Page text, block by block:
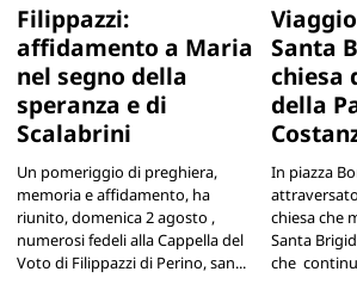
Filippazzi:
affidamento a Maria
nel segno della
speranza e di
Scalabrini
Un pomeriggio di preghiera,
memoria e affidamento, ha
riunito, domenica 2 agosto ,
numerosi fedeli alla Cappella del
Voto di Filippazzi di Perino, san...
Santa
chiesa
della
In piazza
chiesa che
Santa
che